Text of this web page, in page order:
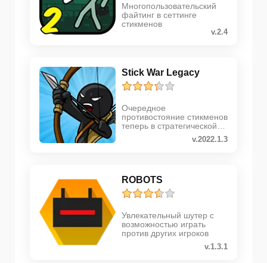
Многопользовательский
файтинг в сеттинге
стикменов
v.2.4
Stick War Legacy
Очередное
противостояние стикменов
теперь в стратегической
v.2022.1.3
ROBOTS
Увлекательный шутер с
возможностью играть
против других игроков
v.1.3.1